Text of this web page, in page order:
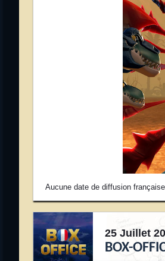
Aucune date de diffusion
25 Juillet
BOX-